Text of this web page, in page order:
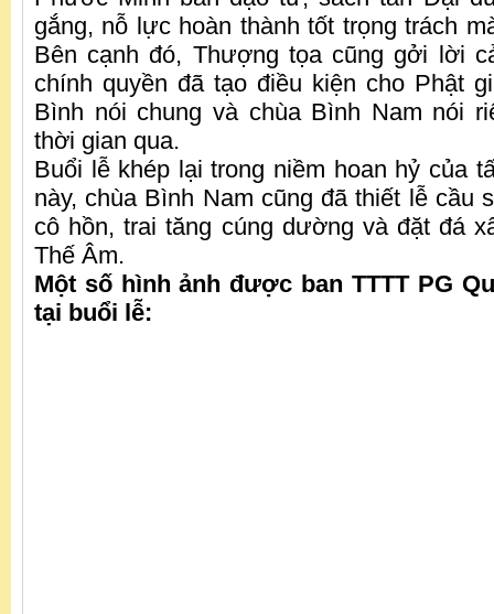
gắng, nỗ lực hoàn thành tốt trọng trách
Bên cạnh đó, Thượng tọa cũng gởi lời
chính quyền đã tạo điều kiện cho Phật
Bình nói chung và chùa Bình Nam nói
thời gian qua.
Buổi lễ khép lại trong niềm hoan hỷ của
này, chùa Bình Nam cũng đã thiết lễ cầu
cô hồn, trai tăng cúng dường và đặt đá
Thế Âm.
Một số hình ảnh được ban TTTT PG
tại buổi lễ: